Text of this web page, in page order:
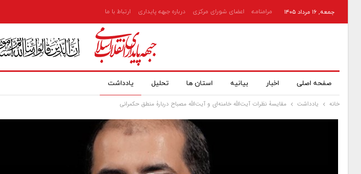
جمعه, ۱۶ مرداد ۱۴۰۵ مرامنامه اعضای شورای مرکزی درباره جبهه پایداری ارتباط با ما
صفحه اصلی اخبار بیانیه استان ها تحلیل یادداشت
خانه یادداشت مقایسۀ نظرات آیت‌الله خامنه‌ای و آیت‌الله مصباح دربارۀ منطق حکمرانی